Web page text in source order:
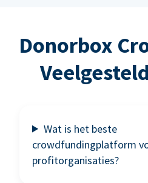
Donorbox
Wat is het beste
crowdfundingplatform
profitorganisaties?